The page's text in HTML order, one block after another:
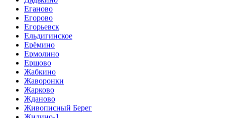
Еганово
Егорово
Егорьевск
Ельдигинское
Ерёмино
Ермолино
Ершово
Жабкино
Жаворонки
Жарково
Жданово
Живописный Берег